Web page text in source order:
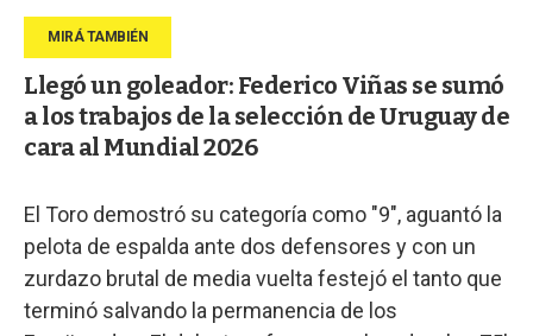
Llegó un goleador: Federico Viñas se sumó
a los trabajos de la selección de Uruguay de
cara al Mundial 2026
El Toro demostró su categoría como "9", aguantó la
pelota de espalda ante dos defensores y con un
zurdazo brutal de media vuelta festejó el tanto que
terminó salvando la permanencia de los